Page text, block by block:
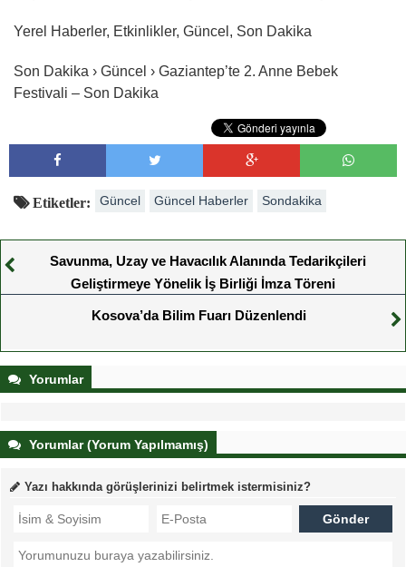
Yerel Haberler, Etkinlikler, Güncel, Son Dakika
Son Dakika › Güncel › Gaziantep’te 2. Anne Bebek
Festivali – Son Dakika
Etiketler: Güncel Güncel Haberler Sondakika
Savunma, Uzay ve Havacılık Alanında Tedarikçileri
Geliştirmeye Yönelik İş Birliği İmza Töreni
Kosova’da Bilim Fuarı Düzenlendi
Yorumlar
Yorumlar (Yorum Yapılmamış)
Yazı hakkında görüşlerinizi belirtmek istermisiniz?